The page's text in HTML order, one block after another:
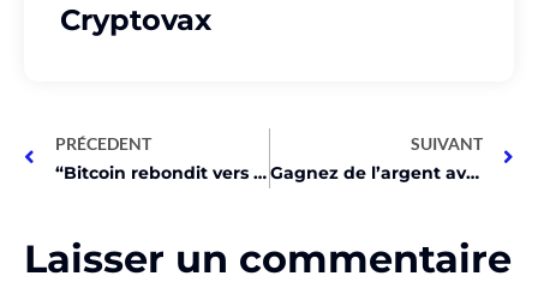
Cryptovax
PRÉCEDENT
“Bitcoin rebondit vers 50K$ – Ne ratez pas l’investissement!”
SUIVANT
Gagnez de l’argent avec un mineur d’Hélium! Voici comment!
Laisser un commentaire